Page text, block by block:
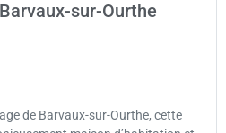
sur-Ourthe
de Barvaux-sur-Ourthe, cette